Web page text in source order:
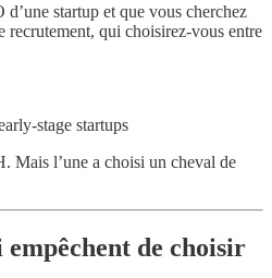
startup et que vous cherchez
recrutement, qui choisirez-vous entre
stage startups
Mais l’une a choisi un cheval de
de choisir